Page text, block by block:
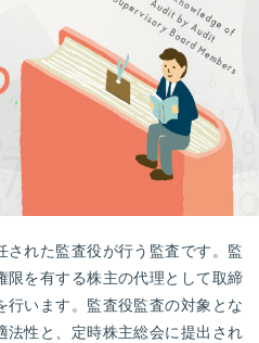
公認会計士試験合格向けの求人
（米国公認会計士）の求人
女性会計士の転職
個別転職相談会・セミナー
利用ガイド
された監査役が行う監査です。監
限を有する株主の代理として取締
行います。監査役監査の対象とな
法性と、定時株主総会に提出され